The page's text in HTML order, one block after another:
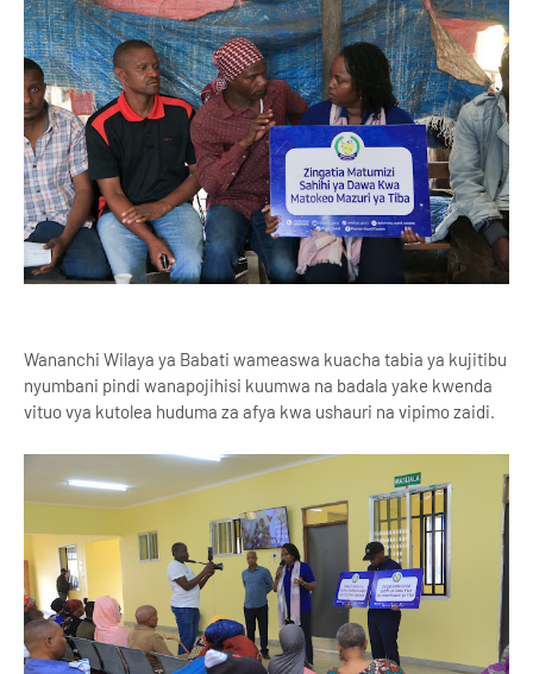
Wananchi Wilaya ya Babati wameaswa kuacha tabia ya kujitibu
nyumbani pindi wanapojihisi kuumwa na badala yake kwenda
vituo vya kutolea huduma za afya kwa ushauri na vipimo zaidi.